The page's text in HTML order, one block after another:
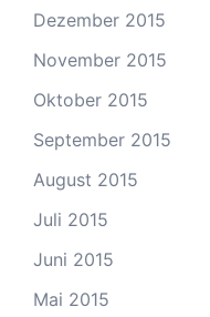
Dezember 2015
November 2015
Oktober 2015
September 2015
August 2015
Juli 2015
Juni 2015
Mai 2015